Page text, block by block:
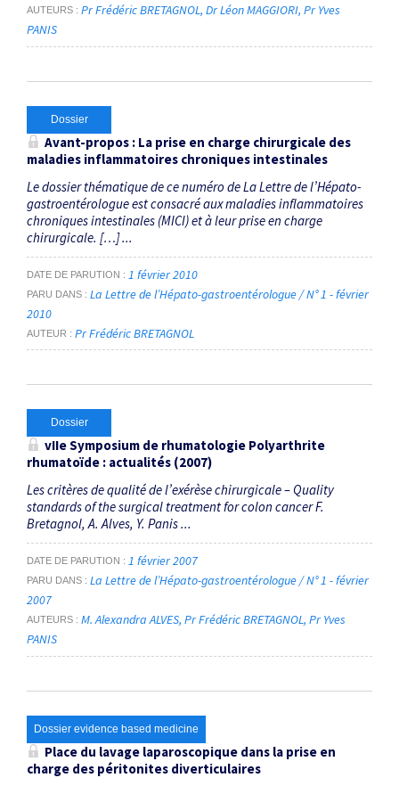
AUTEURS Pr Frédéric BRETAGNOL Dr Léon MAGGIORI Pr Yves
PANIS
Dossier
Avant-propos : La prise en charge chirurgicale des
maladies inflammatoires chroniques intestinales
Le dossier thématique de ce numéro de La Lettre de l’Hépato-
gastroentérologue est consacré aux maladies inflammatoires
chroniques intestinales (MICI) et à leur prise en charge
chirurgicale. […] ...
DATE DE PARUTION 1 février 2010
PARU DANS
La Lettre de l’Hépato-gastroentérologue / N° 1 - février
2010
AUTEUR Pr Frédéric BRETAGNOL
Dossier
vIIe Symposium de rhumatologie Polyarthrite
rhumatoïde : actualités (2007)
Les critères de qualité de l’exérèse chirurgicale – Quality
standards of the surgical treatment for colon cancer F.
Bretagnol, A. Alves, Y. Panis ...
DATE DE PARUTION 1 février 2007
PARU DANS
La Lettre de l’Hépato-gastroentérologue / N° 1 - février
2007
AUTEURS M. Alexandra ALVES Pr Frédéric BRETAGNOL Pr Yves
PANIS
Dossier evidence based medicine
Place du lavage laparoscopique dans la prise en
charge des péritonites diverticulaires